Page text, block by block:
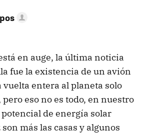
en auge, la última noticia
fue la existencia de un avión
vuelta entera al planeta solo
eso no es todo, en nuestro
de energía solar
más las casas y algunos